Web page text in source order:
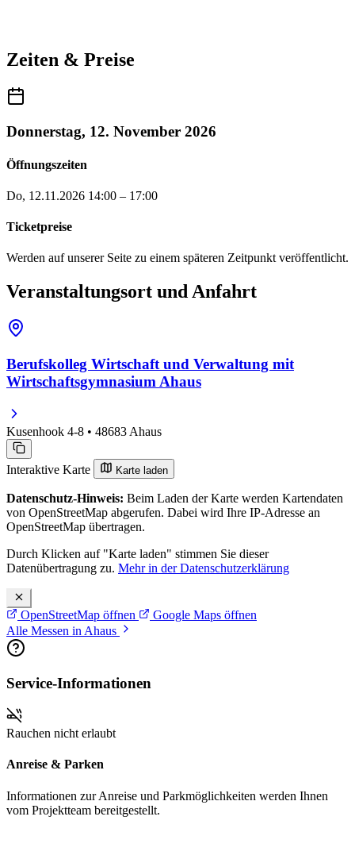
Zeiten & Preise
Donnerstag, 12. November 2026
Öffnungszeiten
Do, 12.11.2026 14:00 – 17:00
Ticketpreise
Werden auf unserer Seite zu einem späteren Zeitpunkt veröffentlicht.
Veranstaltungsort und Anfahrt
Berufskolleg Wirtschaft und Verwaltung mit
Wirtschaftsgymnasium Ahaus
Kusenhook 4-8 • 48683 Ahaus
Interaktive Karte Karte laden
Datenschutz-Hinweis: Beim Laden der Karte werden Kartendaten
von OpenStreetMap abgerufen. Dabei wird Ihre IP-Adresse an
OpenStreetMap übertragen.
Durch Klicken auf "Karte laden" stimmen Sie dieser
Datenübertragung zu. Mehr in der Datenschutzerklärung
OpenStreetMap öffnen
Google Maps öffnen
Alle Messen in Ahaus
Service-Informationen
Rauchen nicht erlaubt
Anreise & Parken
Informationen zur Anreise und Parkmöglichkeiten werden Ihnen
vom Projektteam bereitgestellt.